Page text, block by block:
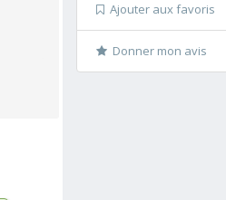
Ajouter aux favoris
Donner mon avis